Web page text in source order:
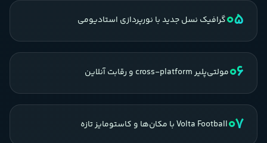
05گرافیک نسل جدید با نورپردازی استادیومی
06مولتی‌پلیر cross-platform و رقابت آنلاین
07Volta Football با مکان‌ها و کاستومایز تازه